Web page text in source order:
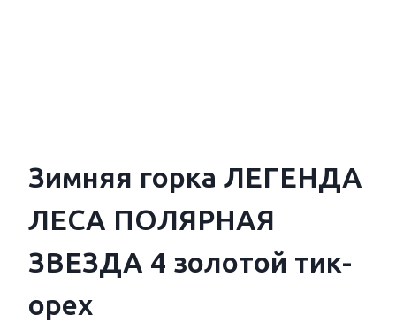
Зимняя горка ЛЕГЕНДА
ЛЕСА ПОЛЯРНАЯ
ЗВЕЗДА 4 золотой тик-
орех